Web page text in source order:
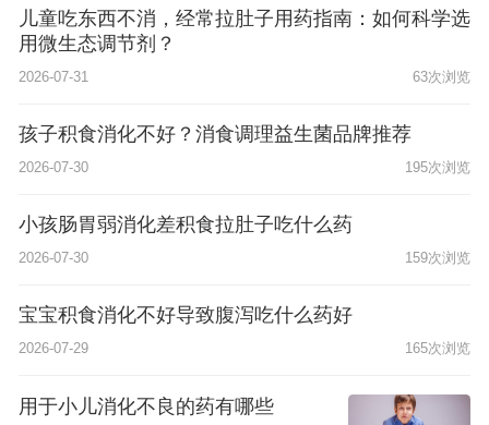
儿童吃东西不消，经常拉肚子用药指南：如何科学选
用微生态调节剂？
2026-07-31 63次浏览
孩子积食消化不好？消食调理益生菌品牌推荐
2026-07-30 195次浏览
小孩肠胃弱消化差积食拉肚子吃什么药
2026-07-30 159次浏览
宝宝积食消化不好导致腹泻吃什么药好
2026-07-29 165次浏览
用于小儿消化不良的药有哪些